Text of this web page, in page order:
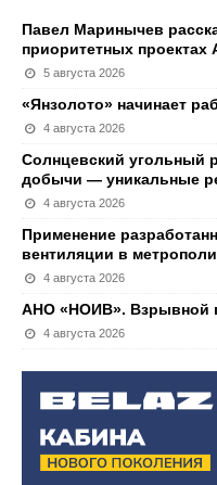
Павел Маринычев
приоритетных
5 августа 2026
«Янзолото» начинает
4 августа 2026
Солнцевский угольный
добычи — уникальные
4 августа 2026
Применение
вентиляции в
4 августа 2026
АНО «НОИВ». Взрывной
4 августа 2026